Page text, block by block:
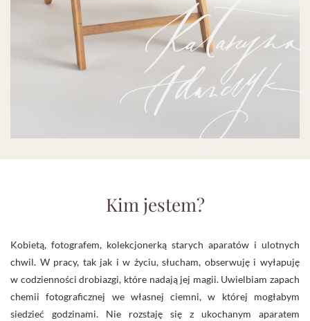
Kim jestem?
Kobietą, fotografem, kolekcjonerką starych aparatów i ulotnych
chwil. W pracy, tak jak i w życiu, słucham, obserwuję i wyłapuję
w codzienności drobiazgi, które nadają jej magii. Uwielbiam zapach
chemii fotograficznej we własnej ciemni, w której mogłabym
siedzieć godzinami. Nie rozstaję się z ukochanym aparatem